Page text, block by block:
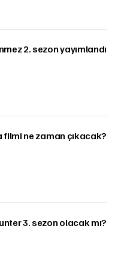
2. sezon yayımlandı
filmi ne zaman çıkacak?
3. sezon olacak mı?